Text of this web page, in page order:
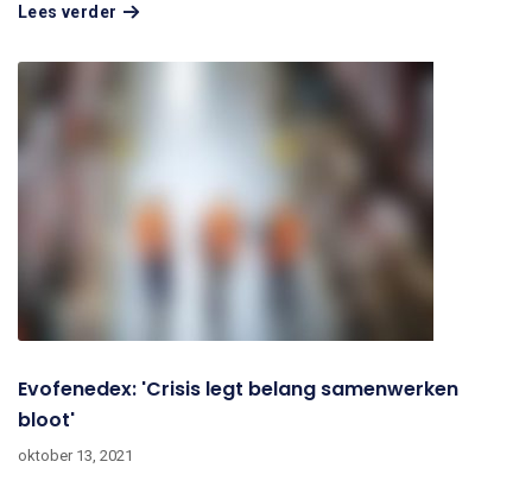
Lees verder
Evofenedex: 'Crisis legt belang samenwerken
bloot'
oktober 13, 2021